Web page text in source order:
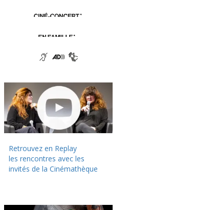
Retrouvez en Replay
les rencontres avec les
invités de la Cinémathèque